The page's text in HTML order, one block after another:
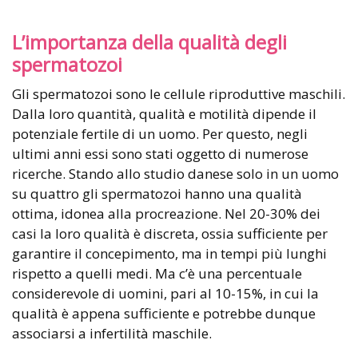
L’importanza della qualità degli
spermatozoi
Gli spermatozoi sono le cellule riproduttive maschili.
Dalla loro quantità, qualità e motilità dipende il
potenziale fertile di un uomo. Per questo, negli
ultimi anni essi sono stati oggetto di numerose
ricerche. Stando allo studio danese solo in un uomo
su quattro gli spermatozoi hanno una qualità
ottima, idonea alla procreazione. Nel 20-30% dei
casi la loro qualità è discreta, ossia sufficiente per
garantire il concepimento, ma in tempi più lunghi
rispetto a quelli medi. Ma c’è una percentuale
considerevole di uomini, pari al 10-15%, in cui la
qualità è appena sufficiente e potrebbe dunque
associarsi a infertilità maschile.